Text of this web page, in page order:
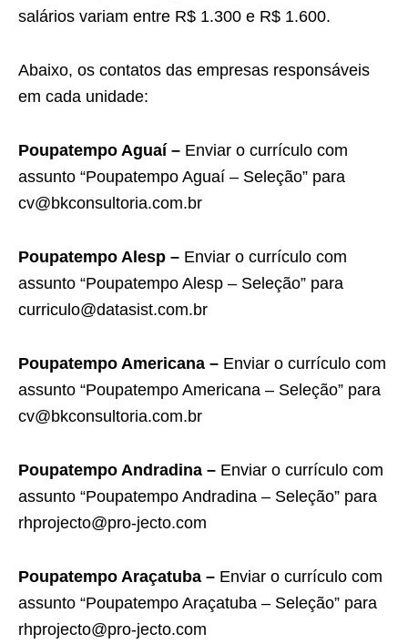
salários variam entre R$ 1.300 e R$ 1.600.
Abaixo, os contatos das empresas responsáveis
em cada unidade:
Poupatempo Aguaí – Enviar o currículo com
assunto “Poupatempo Aguaí – Seleção” para
cv@bkconsultoria.com.br
Poupatempo Alesp – Enviar o currículo com
assunto “Poupatempo Alesp – Seleção” para
curriculo@datasist.com.br
Poupatempo Americana – Enviar o currículo com
assunto “Poupatempo Americana – Seleção” para
cv@bkconsultoria.com.br
Poupatempo Andradina – Enviar o currículo com
assunto “Poupatempo Andradina – Seleção” para
rhprojecto@pro-jecto.com
Poupatempo Araçatuba – Enviar o currículo com
assunto “Poupatempo Araçatuba – Seleção” para
rhprojecto@pro-jecto.com